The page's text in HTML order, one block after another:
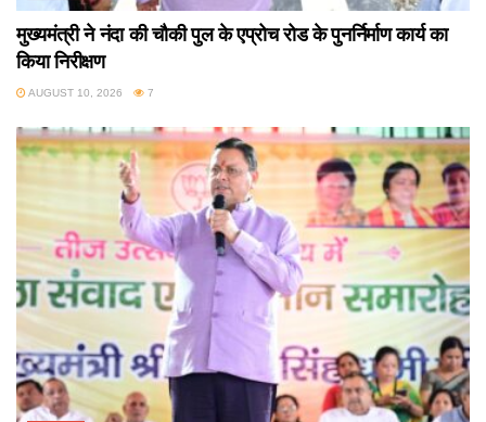
मुख्यमंत्री ने नंदा की चौकी पुल के एप्रोच रोड के पुनर्निर्माण कार्य का
किया निरीक्षण
AUGUST 10, 2026 7